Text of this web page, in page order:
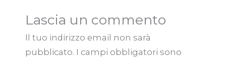
Lascia un commento
Il tuo indirizzo email non sarà
pubblicato. I campi obbligatori sono